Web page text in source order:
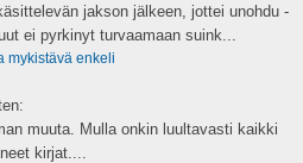
jakson jälkeen, jottei unohdu -
ei pyrkinyt turvaamaan suink...
mykistävä enkeli
muuta. Mulla onkin luultavasti kaikki
kirjat....